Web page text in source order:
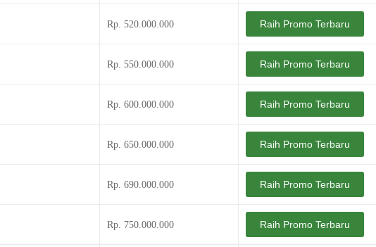
Rp. 520.000.000 Raih Promo Terbaru
Rp. 550.000.000 Raih Promo Terbaru
Rp. 600.000.000 Raih Promo Terbaru
Rp. 650.000.000 Raih Promo Terbaru
Rp. 690.000.000 Raih Promo Terbaru
Rp. 750.000.000 Raih Promo Terbaru